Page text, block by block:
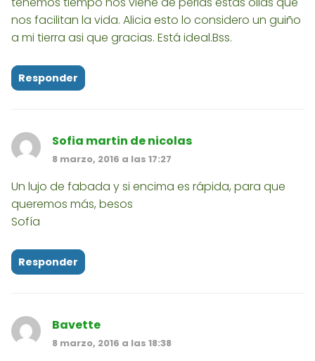
nos facilitan la vida. Alicia esto lo considero un guiño
a mi tierra asi que gracias. Está ideal.Bss.
Responder
Sofia martin de nicolas
8 marzo, 2016 a las 17:27
Un lujo de fabada y si encima es rápida, para que
queremos más, besos
Sofía
Responder
Bavette
8 marzo, 2016 a las 18:38